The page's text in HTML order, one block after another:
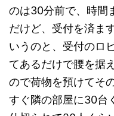
のは30分前で、時間
だけど、受付を済ま
いうのと、受付のロ
てあるだけで腰を据
ので荷物を預けてそ
すぐ隣の部屋に30台